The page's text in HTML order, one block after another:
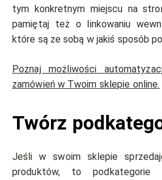
tym konkretnym miejscu na
pamiętaj też o linkowaniu
które są ze sobą w jakiś sposób
Poznaj możliwości
zamówień w Twoim sklepie online.
Twórz
Jeśli w swoim sklepie
produktów, to podkategorie